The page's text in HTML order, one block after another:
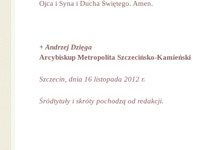
Ojca i Syna i Ducha Świętego. Amen.
+ Andrzej Dzięga
Arcybiskup Metropolita Szczecińsko-Kamieński
Szczecin, dnia 16 listopada 2012 r.
Śródtytuły i skróty pochodzą od redakcji.